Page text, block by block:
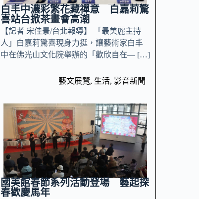
白丰中濃彩繁花藏禪意 白嘉莉驚
喜站台掀茶畫會高潮
【記者 宋佳景/台北報導】 「最美麗主持
人」白嘉莉驚喜現身力挺，讓藝術家白丰
中在佛光山文化院舉辦的「歡欣自在— […]
藝文展覽, 生活, 影音新聞
國美館春節系列活動登場 藝起探
春歡慶馬年